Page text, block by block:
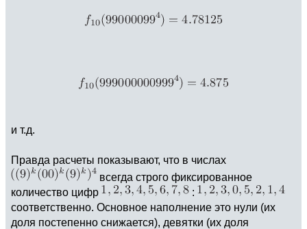
и т.д.
Правда расчеты показывают, что в числах
всегда строго фиксированное
количество цифр
:
соответственно. Основное наполнение это нули (их
доля постепенно снижается), девятки (их доля